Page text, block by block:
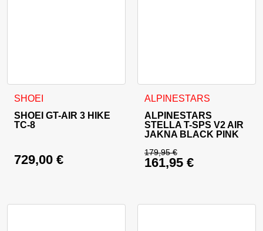
SHOEI
SHOEI GT-AIR 3 HIKE
TC-8
729,00 €
Ta izdelek ima več različic. Možnosti lahko izberete na
ALPINESTARS
ALPINESTARS
STELLA T-SPS V2 AIR
JAKNA BLACK PINK
179,95€
Izvirna cena je bila:
161,95 €
Ta izdelek ima več različic.